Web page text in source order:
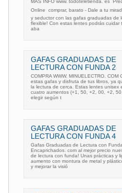
MAS INFO www. todoteletienda. es 
Online  comprar, barato - Dale a tu
y seductor con las gafas graduadas de
flexible! Con estas lentes podrás cuidar
aba
GAFAS GRADUADAS DE
LECTURA CON FUNDA 2
COMPRA WWW. MINUELECTRO. COM
estas gafas y disfruta de tus libros, ya
la lectura de cerca. Estas lentes unisex
cuatro aumentos (+1, 50, +2, 00, +2,
elegir según t
GAFAS GRADUADAS DE
LECTURA CON FUNDA 4
Gafas Graduadas de Lectura con
Encaprichados. com al mejor precio
de lectura con funda! Unas prácticas y
aumento con montura de metal y
y mejorar la visió